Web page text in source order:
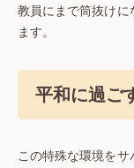
教員にまで筒抜けに
ます。
平和に過ご
この特殊な環境を